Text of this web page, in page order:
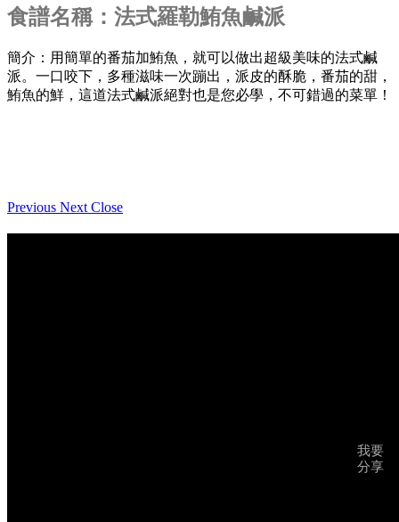
食譜名稱：法式羅勒鮪魚鹹派
簡介：用簡單的番茄加鮪魚，就可以做出超級美味的法式鹹
派。一口咬下，多種滋味一次蹦出，派皮的酥脆，番茄的甜，
鮪魚的鮮，這道法式鹹派絕對也是您必學，不可錯過的菜單！
Previous Next Close
我要
分享